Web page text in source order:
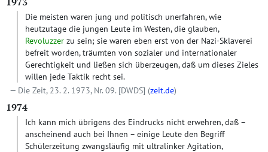
Die meisten waren jung und politisch unerfahren, wie
heutzutage die jungen Leute im Westen, die glauben,
Revoluzzer zu sein; sie waren eben erst von der Nazi-Sklaverei
befreit worden, träumten von sozialer und internationaler
Gerechtigkeit und ließen sich überzeugen, daß um dieses Zieles
willen jede Taktik recht sei.
Die Zeit, 23. 2. 1973, Nr. 09. [DWDS] (zeit.de)
1974
Ich kann mich übrigens des Eindrucks nicht erwehren, daß –
anscheinend auch bei Ihnen – einige Leute den Begriff
Schülerzeitung zwangsläufig mit ultralinker Agitation,